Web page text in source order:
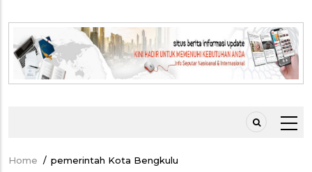
Home / pemerintah Kota Bengkulu